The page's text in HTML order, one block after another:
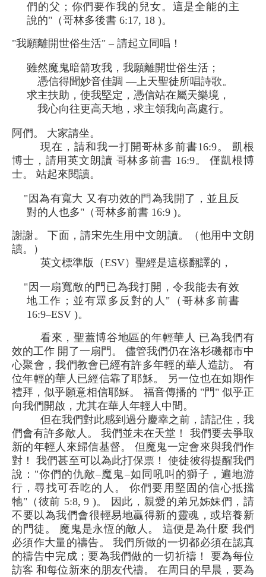
們的父；你們要作我的兒女。這是全能的主
說的"（哥林多後書 6:17, 18 )。
"我願離開世俗生活" – 請起立同唱！
雖然魔鬼暗箭攻我，我願離開世俗生活；
憑信得聞妙音佳調 —上天聖徒所唱詩歌。
求主扶助，使我堅定，憑信站在屬天樂境，
我心向往更高天地，求主領我向高處行。
阿們。 大家請坐。
現在，請和我一打開哥林多前書16:9。 凱根
博士，請用英文朗讀 哥林多前書 16:9。 僅凱根博
士。 站起來閱讀。
"因為有寬大 又有功效的門為我開了，並且反
對的人也多"（哥林多前書 16:9 )。
謝謝。 下面，請宋先生用中文朗讀。（他用中文朗
讀。）
英文標準版（ESV）聖經是這樣翻譯的，
"因一扇寬敞的門已為我打開，令我能去有效
地工作；並有眾多反對的人"（哥林多前書
16:9–ESV )。
看來，聖蓋博谷地區的年輕華人 已為我們有
效的工作 開了一扇門。 儘管我們仍在洛杉磯都市中
心聚會，我們教會已經有許多年輕的華人造訪。 有
位年輕的華人已經信靠了耶穌。 另一位也在如期作
禮拜，似乎願意相信耶穌。 福音傳播的 "門" 似乎正
向我們開啟，尤其在華人年輕人中間。
但在我們對此感到過分慶幸之前，請記住，我
們會有許多敵人。 我們並未在天堂！ 我們要去爭取
新的年輕人來歸信基督。 但魔鬼一定會來與我們作
對！ 我們甚至可以為此打保票！ 使徒彼得提醒我們
說："你們的仇敵–魔鬼–如同吼叫的獅子，遍地游
行，尋找可吞吃的人。 你們要用堅固的信心抵擋
牠"（彼前 5:8, 9 )。 因此，親愛的弟兄姊妹們，請
不要以為我們會很輕易地贏得新的靈魂，或培養新
的門徒。 魔鬼是永恆的敵人。 這便是為什麼 我們
必須作大量的禱告。 我們所做的一切都必須在認真
的禱告中完成；要為我們做的一切祈禱！ 要為每位
訪客 和每位新來的朋友代禱。 在周日的早晨，要為